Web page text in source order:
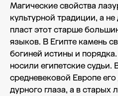
Магические свойства
культурной традиции, а
пласт этот старше
языков. В Египте камень
богиней истины и
носили египетские
средневековой Европе
дурного глаза, а в старых